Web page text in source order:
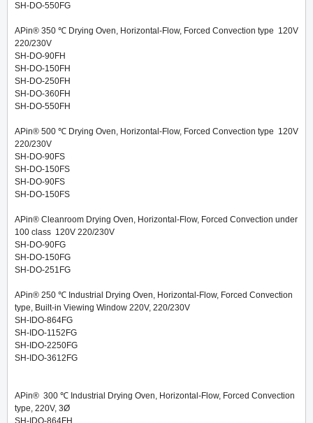
SH-DO-550FG
APin® 350 ℃ Drying Oven, Horizontal-Flow, Forced Convection type 120V
220/230V
SH-DO-90FH
SH-DO-150FH
SH-DO-250FH
SH-DO-360FH
SH-DO-550FH
APin® 500 ℃ Drying Oven, Horizontal-Flow, Forced Convection type 120V
220/230V
SH-DO-90FS
SH-DO-150FS
SH-DO-90FS
SH-DO-150FS
APin® Cleanroom Drying Oven, Horizontal-Flow, Forced Convection under
100 class 120V 220/230V
SH-DO-90FG
SH-DO-150FG
SH-DO-251FG
APin® 250 ℃ Industrial Drying Oven, Horizontal-Flow, Forced Convection
type, Built-in Viewing Window 220V, 220/230V
SH-IDO-864FG
SH-IDO-1152FG
SH-IDO-2250FG
SH-IDO-3612FG
APin® 300 ℃ Industrial Drying Oven, Horizontal-Flow, Forced Convection
type, 220V, 3Ø
SH-IDO-864FH